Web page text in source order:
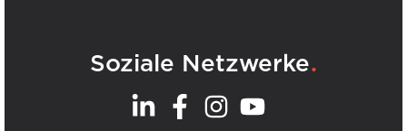
Soziale Netzwerke.